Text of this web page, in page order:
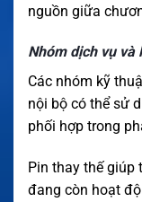
nguồn giữa
Nhóm dịch vụ và
Các nhóm kỹ
nội bộ có thể sử
phối hợp trong
Pin thay thế giúp
đang còn hoạt